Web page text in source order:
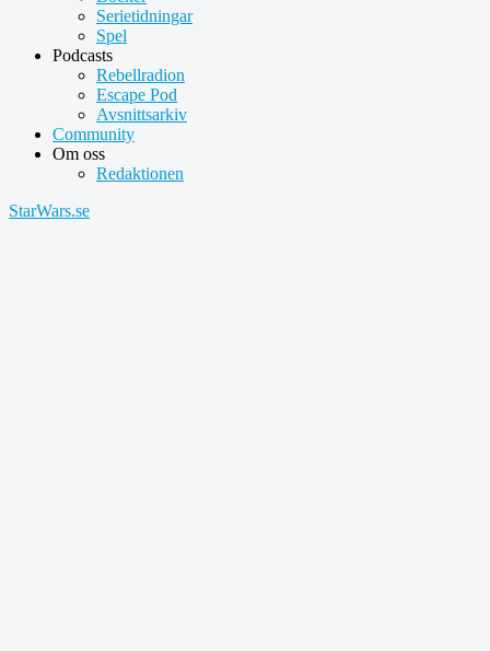
Serietidningar
Spel
Podcasts
Rebellradion
Escape Pod
Avsnittsarkiv
Community
Om oss
Redaktionen
StarWars.se